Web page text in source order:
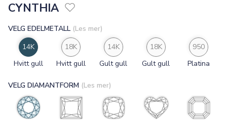
CYNTHIA
VELG EDELMETALL (Les mer)
14K
Hvitt gull
18K
Hvitt gull
14K
Gult gull
18K
Gult gull
950
Platina
VELG DIAMANTFORM (Les mer)